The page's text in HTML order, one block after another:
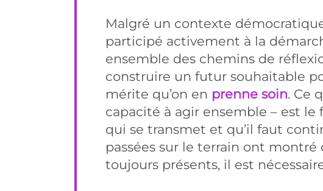
Malgré un contexte
participé activement à la
ensemble des chemins de
construire un futur souhaitable
mérite qu’on en prenne soin. Ce
capacité à agir ensemble – est
qui se transmet et qu’il faut
passées sur le terrain ont montré
toujours présents, il est